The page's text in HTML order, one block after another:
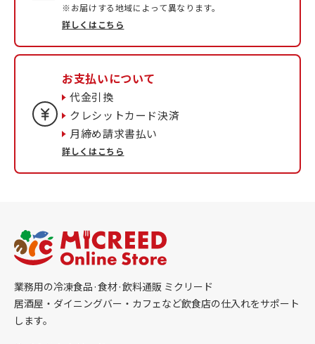
※お届けする地域によって異なります。
詳しくはこちら
お支払いについて
代金引換
クレシットカード決済
月締め請求書払い
詳しくはこちら
業務用の冷凍食品·食材·飲料通販 ミクリード
居酒屋・ダイニングバー・カフェなど飲食店の仕入れをサポート
します。